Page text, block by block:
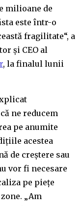
milioane de
este într-o
fragilitate“, a
și CEO al
, la finalul lunii
ne reducem
pe anumite
acestea
de creștere sau
vor fi necesare
pe piețe
„Am